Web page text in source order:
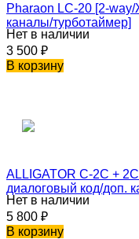
Pharaon LC-20 [2-
каналы/турботаймер]
Нет в наличии
3 500 ₽
В корзину
ALLIGATOR C-2C +
диалоговый код/доп.
Нет в наличии
5 800 ₽
В корзину